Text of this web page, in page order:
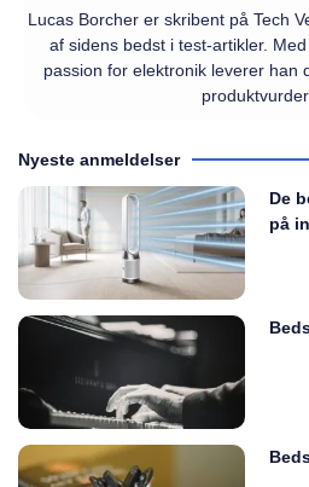
Lucas Borcher er skribent på Tech
af sidens bedst i test-artikler.
passion for elektronik leverer han
Nyeste anmeldelser
De
på